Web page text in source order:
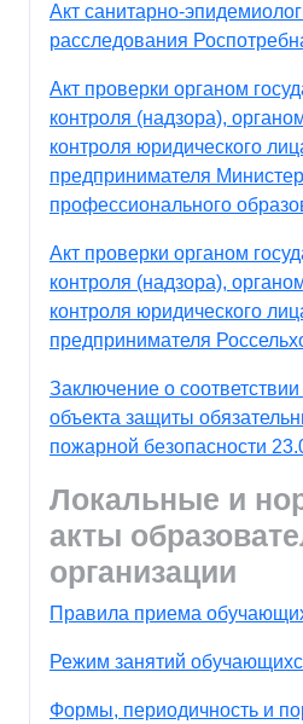
Акт санитарно-
расследования
Акт проверки органом
контроля (надзора),
контроля юридического
предпринимателя
профессионального
Акт проверки органом
контроля (надзора),
контроля юридического
предпринимателя
Заключение о
объекта защиты
пожарной безопасности
Локальные и
акты
организации
Правила приема
Режим занятий
Формы, периодичность и